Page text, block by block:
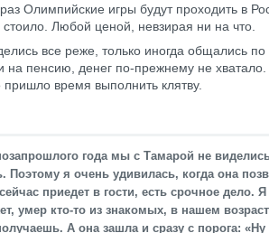
Олимпийские игры будут проходить в
Любой ценой, невзирая ни на что.
все реже, только иногда общались
пенсию, денег по-прежнему не хватало.
время выполнить клятву.
года мы с Тамарой не
Поэтому я очень удивилась, когда она
приедет в гости, есть срочное дело.
умер кто-то из знакомых, в нашем
А она зашла и сразу с порога: